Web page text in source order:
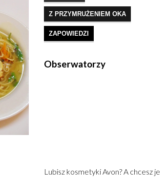
Z PRZYMRUŻENIEM OKA
ZAPOWIEDZI
Obserwatorzy
Lubisz kosmetyki Avon? A chcesz je